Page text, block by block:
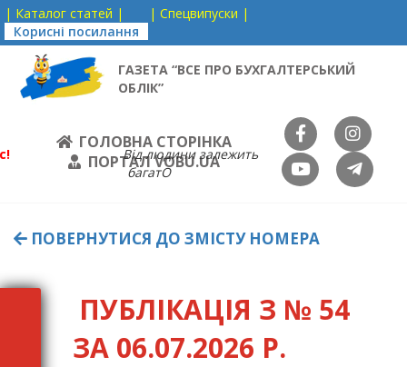
| Каталог статей |
| Спецвипуски |
Корисні посилання
ГАЗЕТА “ВСЕ ПРО БУХГАЛТЕРСЬКИЙ
ОБЛІК”
ГОЛОВНА СТОРІНКА
ПОРТАЛ VOBU.UA
Від людини залежить
багатО
ПОВЕРНУТИСЯ ДО ЗМІСТУ НОМЕРА
ПУБЛІКАЦІЯ З № 54
ЗА 06.07.2026 Р.